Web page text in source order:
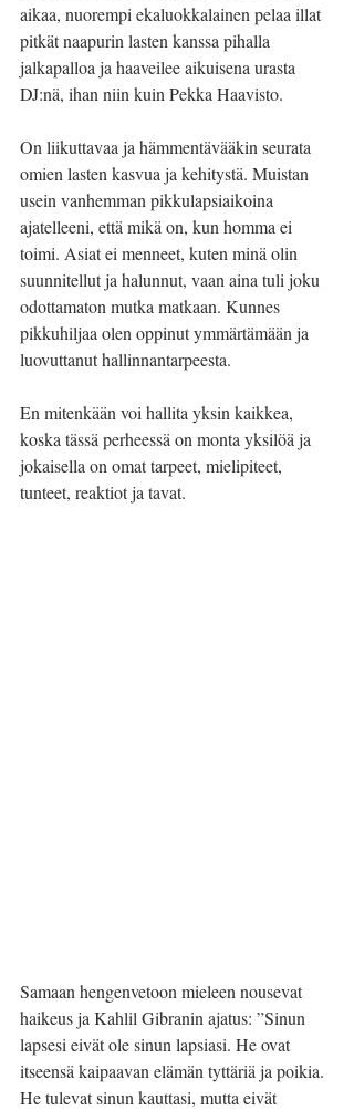
aikaa, nuorempi ekaluokkalainen pelaa illat
pitkät naapurin lasten kanssa pihalla
jalkapalloa ja haaveilee aikuisena urasta
DJ:nä, ihan niin kuin Pekka Haavisto.
On liikuttavaa ja hämmentävääkin seurata
omien lasten kasvua ja kehitystä. Muistan
usein vanhemman pikkulapsiaikoina
ajatelleeni, että mikä on, kun homma ei
toimi. Asiat ei menneet, kuten minä olin
suunnitellut ja halunnut, vaan aina tuli joku
odottamaton mutka matkaan. Kunnes
pikkuhiljaa olen oppinut ymmärtämään ja
luovuttanut hallinnantarpeesta.
En mitenkään voi hallita yksin kaikkea,
koska tässä perheessä on monta yksilöä ja
jokaisella on omat tarpeet, mielipiteet,
tunteet, reaktiot ja tavat.
Samaan hengenvetoon mieleen nousevat
haikeus ja Kahlil Gibranin ajatus: ”Sinun
lapsesi eivät ole sinun lapsiasi. He ovat
itseensä kaipaavan elämän tyttäriä ja poikia.
He tulevat sinun kauttasi, mutta eivät